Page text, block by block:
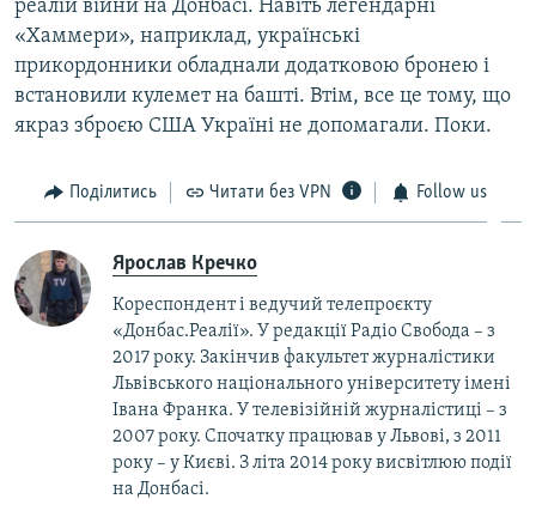
реалій війни на Донбасі. Навіть легендарні
«Хаммери», наприклад, українські
прикордонники обладнали додатковою бронею і
встановили кулемет на башті. Втім, все це тому, що
якраз зброєю США Україні не допомагали. Поки.
Поділитись Читати без VPN Follow us
Ярослав Кречко
Кореспондент і ведучий телепроєкту
«Донбас.Реалії». У редакції Радіо Свобода – з
2017 року. Закінчив факультет журналістики
Львівського національного університету імені
Івана Франка. У телевізійній журналістиці – з
2007 року. Спочатку працював у Львові, з 2011
року – у Києві. З літа 2014 року висвітлюю події
на Донбасі.